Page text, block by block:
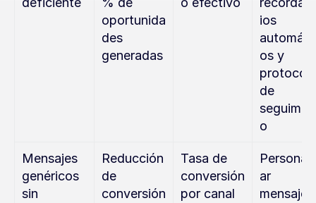
oportunida
des
generadas
ios
os y
de
o
Mensajes
genéricos
sin
Reducción
de
conversión
Tasa de
conversión
por canal
ar
mensajes